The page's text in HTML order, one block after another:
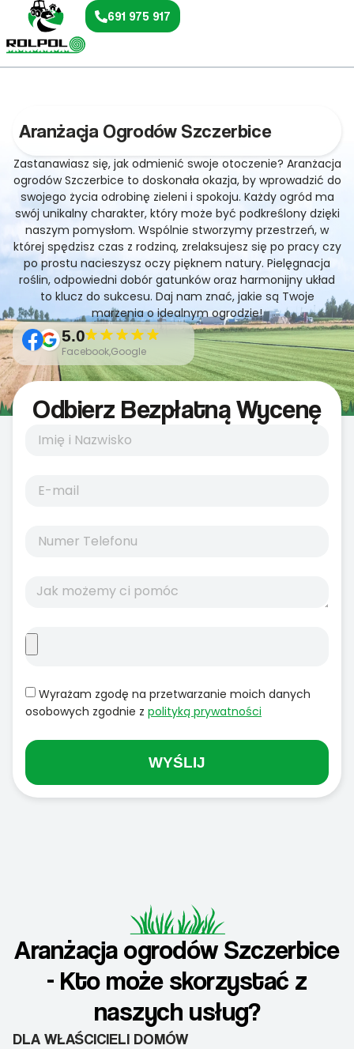
691 975 917
Aranżacja Ogrodów Szczerbice
Zastanawiasz się, jak odmienić swoje otoczenie? Aranżacja
ogrodów Szczerbice to doskonała okazja, by wprowadzić do
swojego życia odrobinę zieleni i spokoju. Każdy ogród ma
swój unikalny charakter, który może być podkreślony dzięki
naszym pomysłom. Wspólnie stworzymy przestrzeń, w
której spędzisz czas z rodziną, zrelaksujesz się po pracy czy
po prostu nacieszysz oczy pięknem natury. Pielęgnacja
roślin, odpowiedni dobór gatunków oraz harmonijny układ
to klucz do sukcesu. Daj nam znać, jakie są Twoje
marzenia o idealnym ogrodzie!
5.0
Facebook,Google
Odbierz Bezpłatną Wycenę
Wyrażam zgodę na przetwarzanie moich danych
osobowych zgodnie z polityką prywatności
WYŚLIJ
Aranżacja ogrodów Szczerbice
- Kto może skorzystać z
naszych usług?
DLA WŁAŚCICIELI DOMÓW